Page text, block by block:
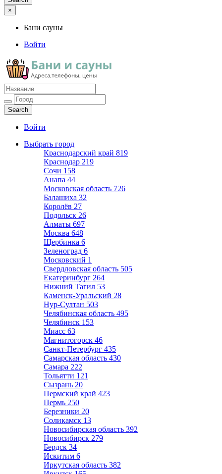
×
Бани сауны
Войти
Бани сауны
Адреса и телефоны
Войти
Выбрать город
Краснодарский край 819
Краснодар 219
Сочи 158
Анапа 44
Московская область 726
Балашиха 32
Королёв 27
Подольск 26
Алматы 697
Москва 648
Щербинка 6
Зеленоград 6
Московский 1
Свердловская область 505
Екатеринбург 264
Нижний Тагил 53
Каменск-Уральский 28
Нур-Султан 503
Челябинская область 495
Челябинск 153
Миасс 63
Магнитогорск 46
Санкт-Петербург 435
Самарская область 430
Самара 222
Тольятти 121
Сызрань 20
Пермский край 423
Пермь 250
Березники 20
Соликамск 13
Новосибирская область 392
Новосибирск 279
Бердск 34
Искитим 6
Иркутская область 382